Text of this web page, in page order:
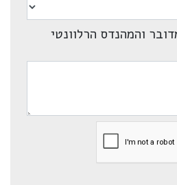
והמהנדס הרלוונטי